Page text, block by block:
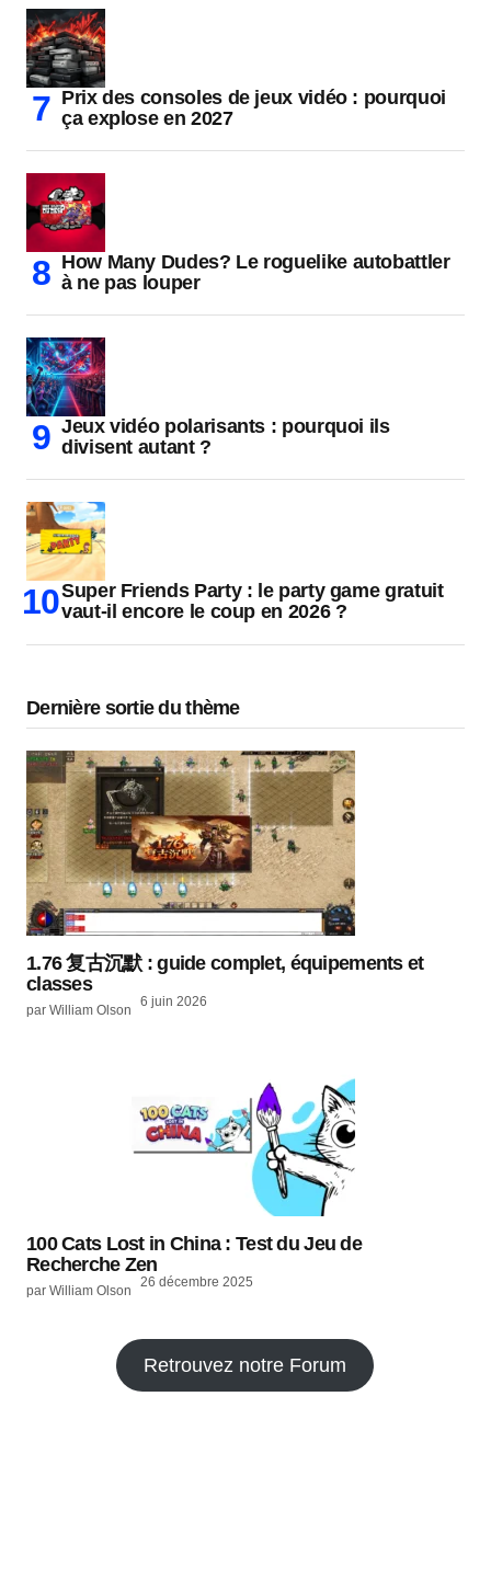
Prix des consoles de jeux vidéo : pourquoi
ça explose en 2027
How Many Dudes? Le roguelike autobattler
à ne pas louper
Jeux vidéo polarisants : pourquoi ils
divisent autant ?
Super Friends Party : le party game gratuit
vaut-il encore le coup en 2026 ?
Dernière sortie du thème
1.76 复古沉默 : guide complet, équipements et
classes
par William Olson
6 juin 2026
100 Cats Lost in China : Test du Jeu de
Recherche Zen
par William Olson
26 décembre 2025
Retrouvez notre Forum